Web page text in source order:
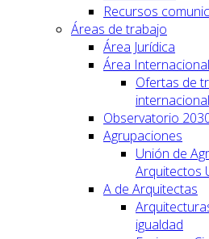
Recursos
Áreas de trabajo
Área Jurídica
Área Internacional
Ofertas de
internacional
Observatorio
Agrupaciones
Unión de
Arquitectos
A de Arquitectas
igualdad